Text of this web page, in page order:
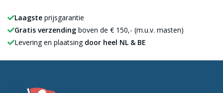
Laagste prijsgarantie
Gratis verzending boven de € 150,- (m.u.v. masten)
Levering en plaatsing door heel NL & BE